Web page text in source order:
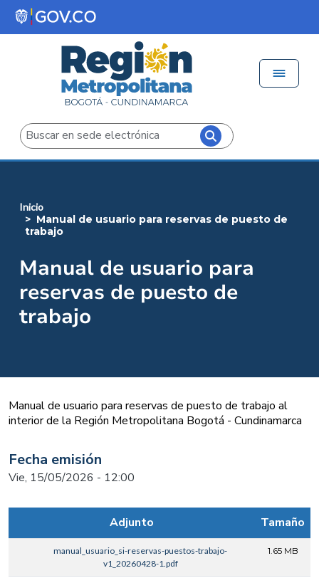
Pasar al contenido principal
Buscar
inicio
manual de usuario para reservas de puesto de
trabajo
Manual de usuario para
reservas de puesto de
trabajo
Manual de usuario para reservas de puesto de trabajo al
interior de la Región Metropolitana Bogotá - Cundinamarca
Fecha emisión
Vie, 15/05/2026 - 12:00
Adjunto Tamaño
manual_usuario_si-reservas-puestos-trabajo-
v1_20260428-1.pdf
1.65 MB